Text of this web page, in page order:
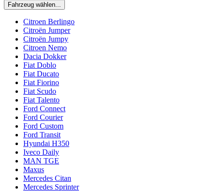
Fahrzeug wählen...
Citroen Berlingo
Citroën Jumper
Citroën Jumpy
Citroen Nemo
Dacia Dokker
Fiat Doblo
Fiat Ducato
Fiat Fiorino
Fiat Scudo
Fiat Talento
Ford Connect
Ford Courier
Ford Custom
Ford Transit
Hyundai H350
Iveco Daily
MAN TGE
Maxus
Mercedes Citan
Mercedes Sprinter